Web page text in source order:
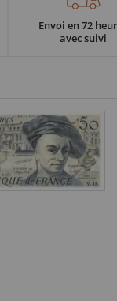
Envoi en 72
avec suivi